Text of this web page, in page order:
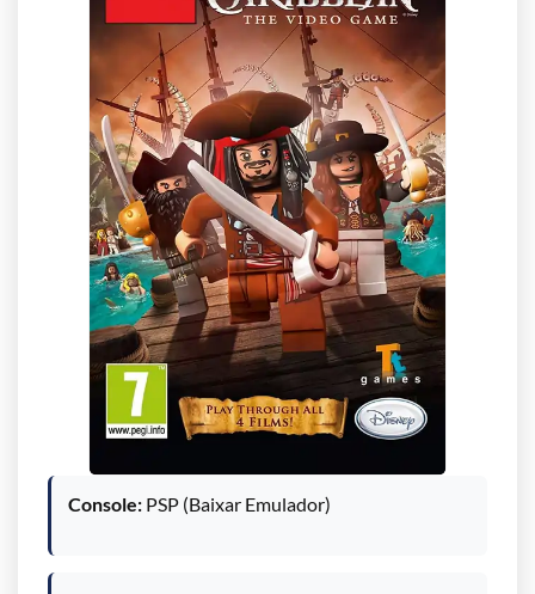
Console: PSP (Baixar Emulador)